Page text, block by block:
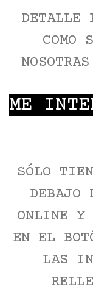
DETALLE
COMO
ME
SÓLO
DEBAJO
ONLINE Y
EN EL
LAS